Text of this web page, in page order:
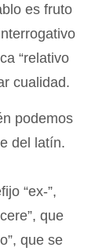
es fruto
“relativo
cualidad.
podemos
del latín.
“ex-”,
que
que se